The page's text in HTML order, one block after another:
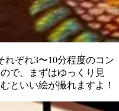
れぞれ3〜10分程度のコン
で、まずはゆっくり見
といい絵が撮れますよ！